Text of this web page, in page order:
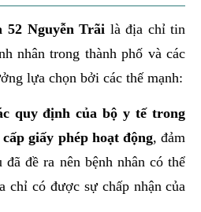
52 Nguyễn Trãi là địa chỉ tin
nhân trong thành phố và các
lựa chọn bởi các thế mạnh:
quy định của bộ y tế trong
giấy phép hoạt động, đảm
đã đề ra nên bệnh nhân có thể
chỉ có được sự chấp nhận của